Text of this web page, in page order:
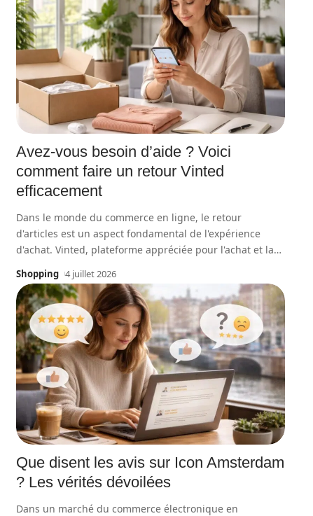
Avez-vous besoin d’aide ? Voici
comment faire un retour Vinted
efficacement
Dans le monde du commerce en ligne, le retour
d'articles est un aspect fondamental de l'expérience
d'achat. Vinted, plateforme appréciée pour l'achat et la…
Shopping 4 juillet 2026
Que disent les avis sur Icon Amsterdam
? Les vérités dévoilées
Dans un marché du commerce électronique en